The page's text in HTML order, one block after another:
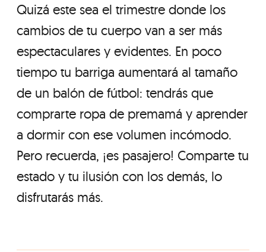
Quizá este sea el trimestre donde los
cambios de tu cuerpo van a ser más
espectaculares y evidentes. En poco
tiempo tu barriga aumentará al tamaño
de un balón de fútbol: tendrás que
comprarte ropa de premamá y aprender
a dormir con ese volumen incómodo.
Pero recuerda, ¡es pasajero! Comparte tu
estado y tu ilusión con los demás, lo
disfrutarás más.